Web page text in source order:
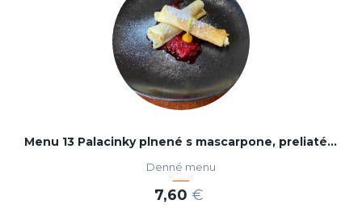
Menu 13 Palacinky plnené s mascarpone, preliaté horúcimi malinami
Denné menu
7,60 €